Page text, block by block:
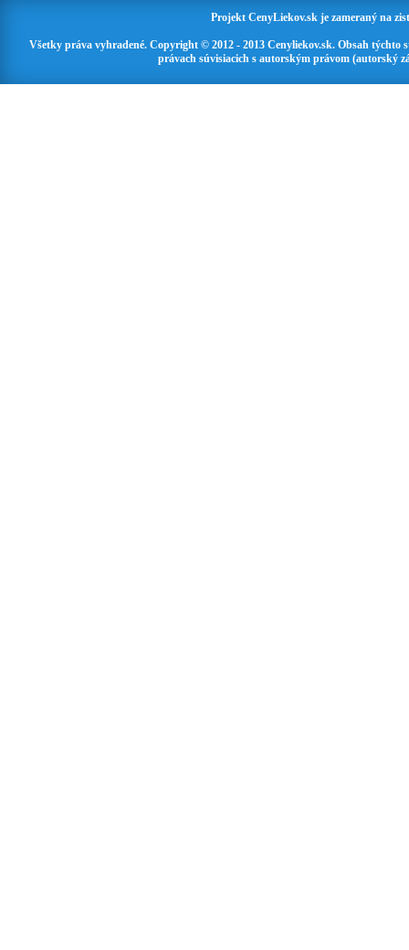
Projekt CenyLiekov.sk je zameraný na
Všetky práva vyhradené. Copyright © 2012 - 2013 Cenyliekov.sk. Obsah
právach súvisiacich s autorským právom (autorský